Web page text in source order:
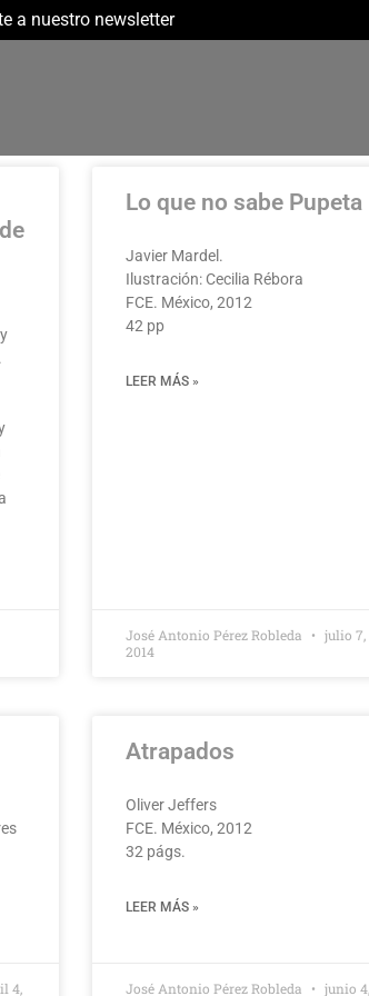
a nuestro newsletter
Lo que no sabe Pupeta
Javier Mardel.
Ilustración: Cecilia Rébora
FCE. México, 2012
42 pp
LEER MÁS »
José Antonio Pérez Robleda
julio 7,
2014
4,
Atrapados
Oliver Jeffers
FCE. México, 2012
32 págs.
LEER MÁS »
José Antonio Pérez Robleda
junio 4,